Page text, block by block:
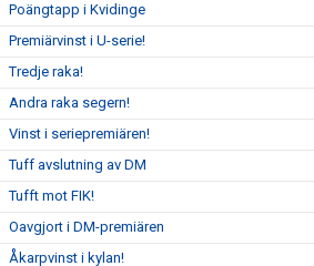
Poängtapp i Kvidinge
Premiärvinst i U-serie!
Tredje raka!
Andra raka segern!
Vinst i seriepremiären!
Tuff avslutning av DM
Tufft mot FIK!
Oavgjort i DM-premiären
Åkarpvinst i kylan!